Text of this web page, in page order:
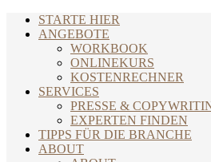
STARTE HIER
ANGEBOTE
WORKBOOK
ONLINEKURS
KOSTENRECHNER
SERVICES
PRESSE &
EXPERTEN FINDEN
TIPPS FÜR DIE BRANCHE
ABOUT